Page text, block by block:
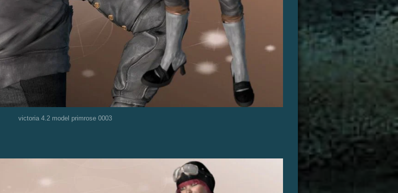
victoria 4.2 model primrose 0003